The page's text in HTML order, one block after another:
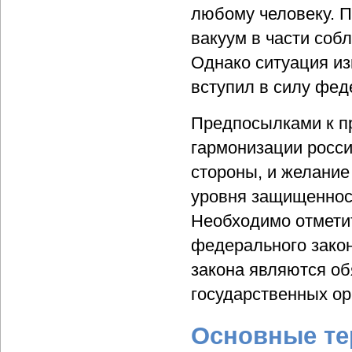
любому человеку.
вакуум в части
Однако ситуация
вступил в силу
Предпосылками к
гармонизации
стороны, и
уровня
Необходимо
федерального
закона являются
государственных
Основные